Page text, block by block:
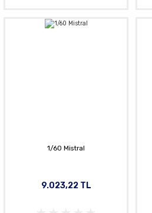
1/60 Mistral
9.023,22 TL